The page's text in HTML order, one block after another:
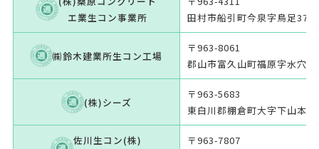
エ業生コン事業所
田村市船引町今泉字鳥足
㈱鈴木建業所生コン工場
〒963-8061
郡山市富久山町福原字水穴
(株)シーズ
〒963-5683
東白川郡棚倉町大字下山本
佐川生コン(株)
〒963-7807